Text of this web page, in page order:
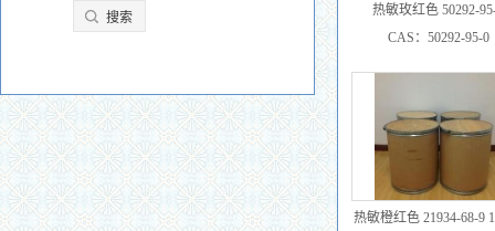
热敏玫红色 50292-
CAS：50292-95-0
热敏橙红色 21934-68-9